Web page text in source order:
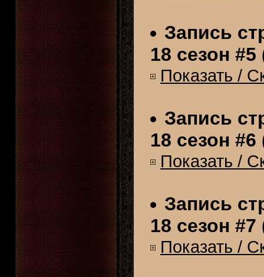
Запись
18 сезон #5
Показать /
Запись
18 сезон #6
Показать /
Запись
18 сезон #7
Показать /